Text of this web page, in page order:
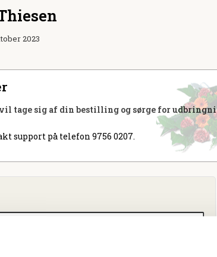
2023
tage sig af din bestilling og sørge for
support på telefon 9756 0207.